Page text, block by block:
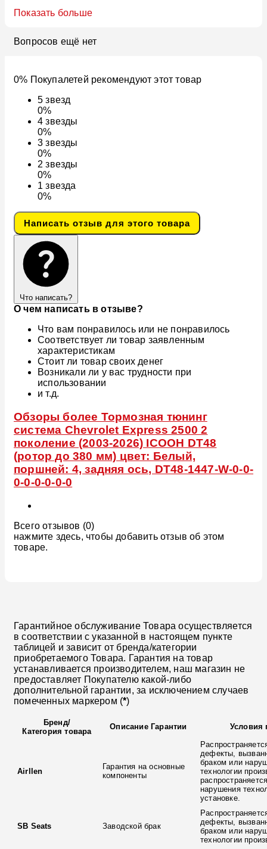
Показать больше
Вопросов ещё нет
0% Покупалетей рекомендуют этот товар
5звезд
0%
4звезды
0%
3звезды
0%
2звезды
0%
1звезда
0%
Написать отзыв для этого товара
Что написать?
О чем написать в отзыве?
Что вам понравилось или не понравилось
Соответствует ли товар заявленным
характеристикам
Стоит ли товар своих денег
Возникали ли у вас трудности при
использовании
и т.д.
Обзоры более Тормозная тюнинг
система Chevrolet Express 2500 2
поколение (2003-2026) ICOOH DT48
(ротор до 380 мм) цвет: Белый,
поршней: 4, задняя ось, DT48-1447-W-0-0-
0-0-0-0-0-0
Всего отзывов (0)
нажмите здесь, чтобы добавить отзыв об этом
товаре.
Гарантийное обслуживание Товара осуществляется
в соответствии с указанной в настоящем пункте
таблицей и зависит от бренда/категории
приобретаемого Товара. Гарантия на товар
устанавливается производителем, наш магазин не
предоставляет Покупателю какой-либо
дополнительной гарантии, за исключением случаев
помеченных маркером (*)
Бренд/
Категория товара
Описание Гарантии Условия
Airllen
Гарантия на основные
компоненты
дефекты,
браком или
технологии
нарушения
установке.
SB Seats Заводской брак
дефекты,
браком или
технологии